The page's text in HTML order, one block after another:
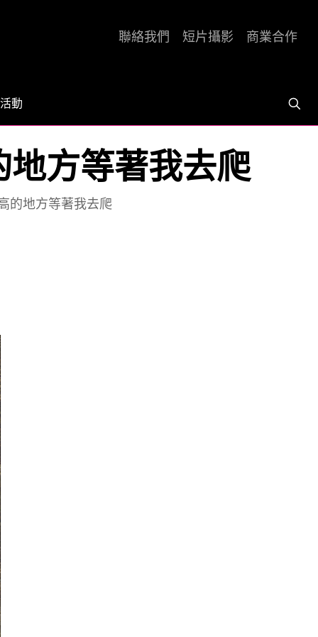
活動
聯絡我們 短片攝影 商業合作
地方等著我去爬
的地方等著我去爬